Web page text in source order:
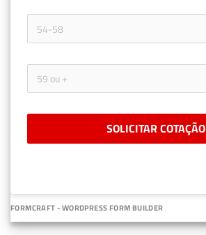
SOLICITAR COTAÇÃO
FORMCRAFT - WORDPRESS FORM BUILDER